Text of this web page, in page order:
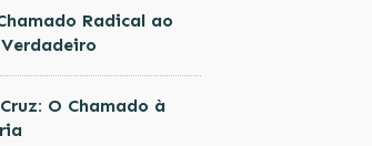
Radical ao
O Chamado à